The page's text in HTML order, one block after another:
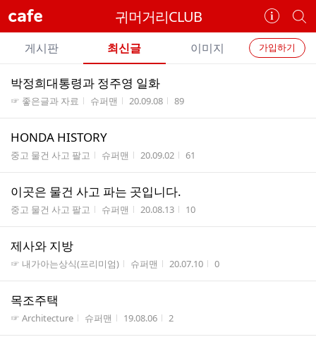
cafe 귀머거리CLUB
카
페
정
보
개
별
카
페
카
페
메
뉴
가입하기
게시판 최신글 이미지
전
체
글
리
박정희대통령과 정주영 일화
게시판명
☞ 좋은글과 자료 작성자
슈퍼맨 작성시간
20.09.08 조회수
89
HONDA HISTORY
게시판명
중고 물건 사고 팔고 작성자
슈퍼맨 작성시간
20.09.02 조회수
61
이곳은 물건 사고 파는 곳입니다.
게시판명
중고 물건 사고 팔고 작성자
슈퍼맨 작성시간
20.08.13 조회수
10
제사와 지방
게시판명
☞ 내가아는상식(프리미엄) 작성자
슈퍼맨 작성시간
20.07.10 조회수
0
목조주택
게시판명
☞ Architecture 작성자
슈퍼맨 작성시간
19.08.06 조회수
2